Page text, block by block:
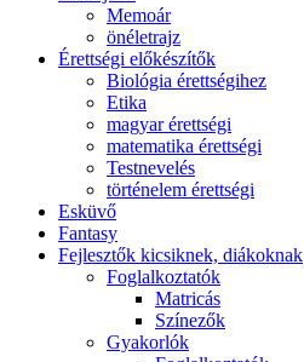
Memoár
önéletrajz
Érettségi előkészítők
Biológia érettségihez
Etika
magyar érettségi
matematika érettségi
Testnevelés
történelem érettségi
Esküvő
Fantasy
Fejlesztők kicsiknek, diákoknak
Foglalkoztatók
Matricás
Színezők
Gyakorlók